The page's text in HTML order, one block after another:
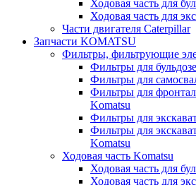
Ходовая часть для
Ходовая часть для
Части двигателя Caterpillar
Запчасти KOMATSU
Фильтры, фильтрующие
Фильтры для
Фильтры для
Фильтры для
Komatsu
Фильтры для
Фильтры для
Komatsu
Ходовая часть Komatsu
Ходовая часть для
Ходовая часть для